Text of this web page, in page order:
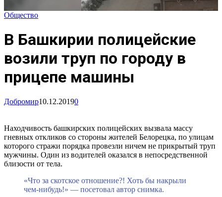
Общество
В Башкирии полицейские
возили труп по городу в
прицепе машины
Добромир10.12.20190
Находчивость башкирских полицейских вызвала массу
гневных откликов со стороны жителей Белорецка, по улицам
которого стражи порядка провезли ничем не прикрытый труп
мужчины. Один из водителей оказался в непосредственной
близости от тела.
«Что за скотское отношение?! Хоть бы накрыли
чем-нибудь!» — посетовал автор снимка.